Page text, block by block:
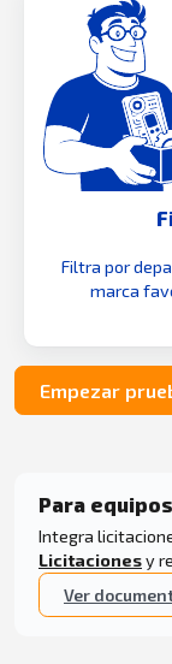
Filtra por
marca
Empezar
Para
Integra
Licitacionesy
Ver